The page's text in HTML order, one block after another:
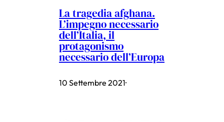
La tragedia afghana.
L’impegno necessario
dell’Italia, il
protagonismo
necessario dell’Europa
10 Settembre 2021·